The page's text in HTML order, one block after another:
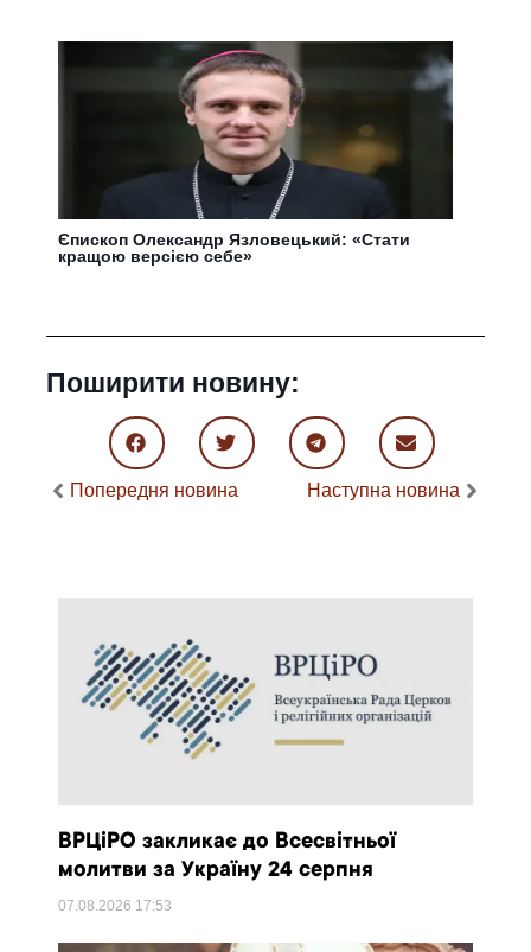
Єпископ Олександр Язловецький: «Стати
кращою версією себе»
Поширити новину:
Попередня новина Наступна новина
ВРЦіРО закликає до Всесвітньої
молитви за Україну 24 серпня
07.08.2026 17:53